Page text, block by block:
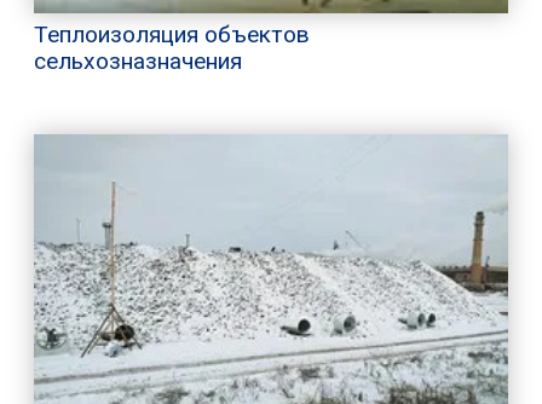
Теплоизоляция объектов
сельхозназначения